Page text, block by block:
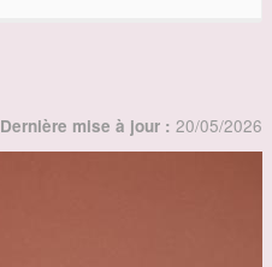
Dernière mise à jour : 20/05/2026